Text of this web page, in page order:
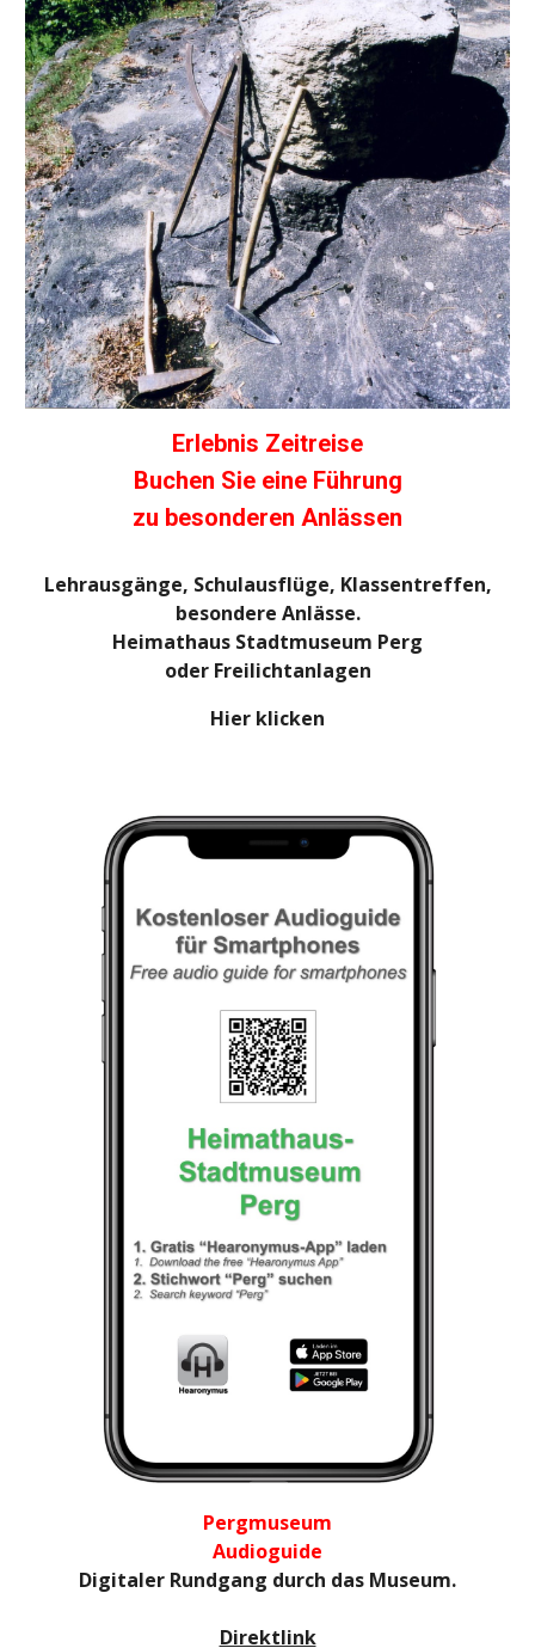
Erlebnis Zeitreise
Buchen Sie eine Führung
zu besonderen Anlässen
Lehrausgänge, Schulausflüge, Klassentreffen,
besondere Anlässe.
Heimathaus Stadtmuseum Perg
oder Freilichtanlagen
Hier klicken
Pergmuseum
Audioguide
Digitaler Rundgang durch das Museum.
Direktlink